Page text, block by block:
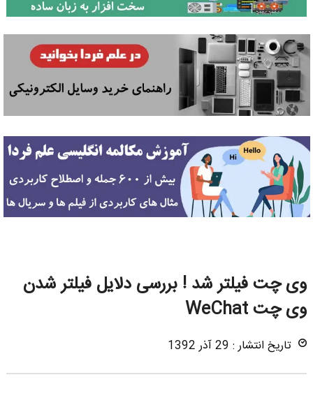
وی چت فیلتر شد ! بررسی دلایل فیلتر شدن
وی چت WeChat
تاریخ انتشار : 29 آذر 1392